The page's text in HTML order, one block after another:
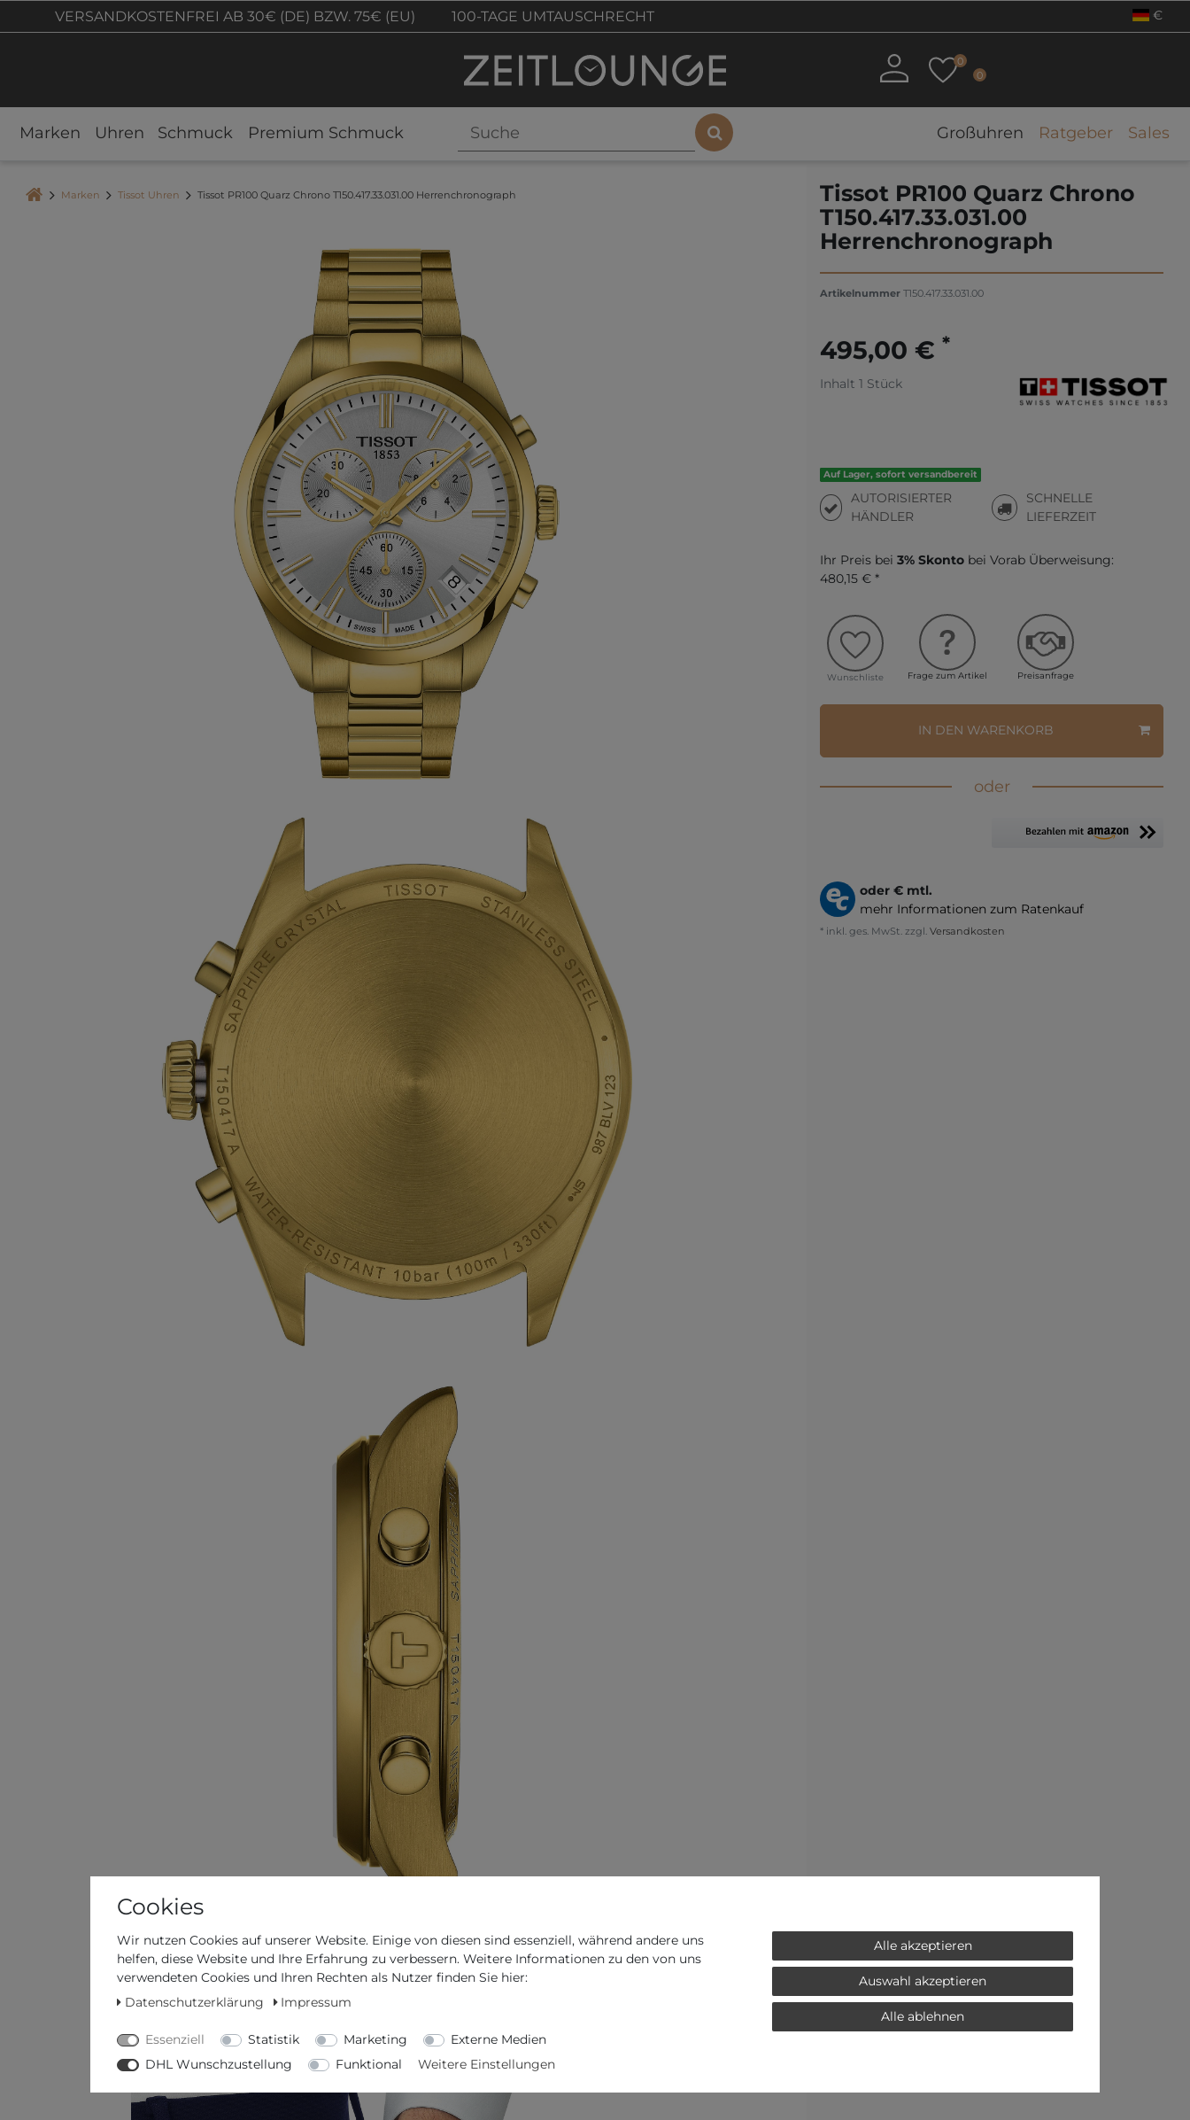
VERSANDKOSTENFREI AB 30€ (DE) BZW. 75€ (EU) 100-TAGE UMTAUSCHRECHT €
0
0
Marken Uhren Schmuck Premium Schmuck Großuhren Ratgeber Sales
Marken Tissot Uhren Tissot PR100 Quarz Chrono T150.417.33.031.00 Herrenchronograph
Tissot PR100 Quarz Chrono
T150.417.33.031.00
Herrenchronograph
Artikelnummer T150.417.33.031.00
495,00 € *
Inhalt 1 Stück
Auf Lager, sofort versandbereit
AUTORISIERTER
HÄNDLER
SCHNELLE
LIEFERZEIT
Ihr Preis bei 3% Skonto bei Vorab Überweisung:
480,15 € *
Wunschliste Frage zum Artikel Preisanfrage
IN DEN WARENKORB
oder
oder € mtl.
mehr Informationen zum Ratenkauf
* inkl. ges. MwSt. zzgl. Versandkosten
Cookies
Wir nutzen Cookies auf unserer Website. Einige von diesen sind essenziell, während andere uns
helfen, diese Website und Ihre Erfahrung zu verbessern. Weitere Informationen zu den von uns
verwendeten Cookies und Ihren Rechten als Nutzer finden Sie hier:
Datenschutzerklärung
Impressum
Essenziell Statistik Marketing
Externe Medien
DHL Wunschzustellung
Funktional Weitere Einstellungen
Alle akzeptieren
Auswahl akzeptieren
Alle ablehnen